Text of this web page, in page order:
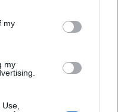
in below Google
my
my